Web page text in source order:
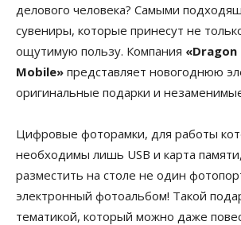
делового человека? Самыми
сувениры, которые принесут не
ощутимую пользу. Компания «Dragon
Mobile» представляет новогоднюю
оригинальные подарки и
Цифровые фоторамки, для работы
необходимы лишь USB и карта
разместить на столе не один
электронный фотоальбом! Такой
тематикой, который можно даже